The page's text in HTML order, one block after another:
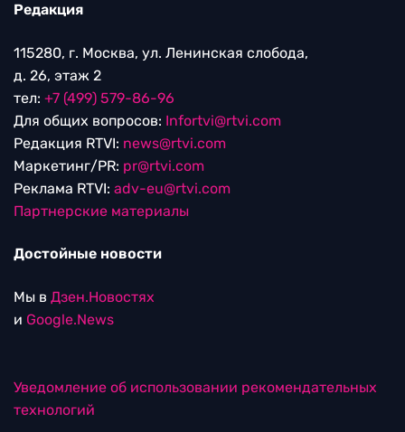
Редакция
115280, г. Москва, ул. Ленинская слобода,
д. 26, этаж 2
тел: +7 (499) 579-86-96
Для общих вопросов: Infortvi@rtvi.com
Редакция RTVI: news@rtvi.com
Маркетинг/PR: pr@rtvi.com
Реклама RTVI: adv-eu@rtvi.com
Партнерские материалы
Достойные новости
Мы в Дзен.Новостях
и Google.News
Уведомление об использовании рекомендательных
технологий